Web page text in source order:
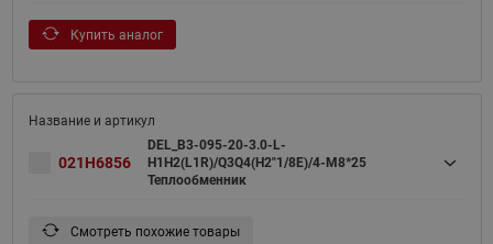
Купить аналог
021H6856
DEL_B3-095-20-3.0-L-
H1H2(L1R)/Q3Q4(H2"1/8E)/4-M8*25
Теплообменник
Смотреть похожие товары